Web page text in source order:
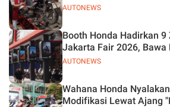
AUTONEWS
AUTONEWS
Booth Honda Hadirkan
Jakarta Fair 2026, Bawa
Wahana Honda
Modifikasi Lewat Ajang